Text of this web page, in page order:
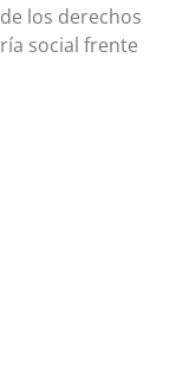
los derechos
social frente